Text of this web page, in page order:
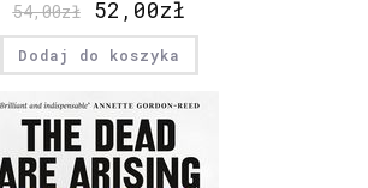
54,00zł 52,00zł
Dodaj do koszyka